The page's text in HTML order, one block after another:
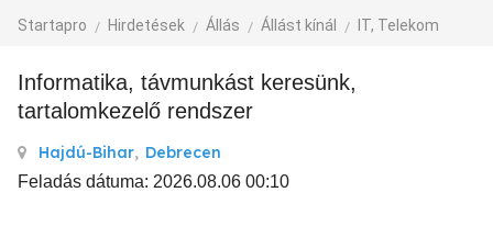
Startapro Hirdetések Állás Állást kínál IT, Telekom
Informatika, távmunkást keresünk,
tartalomkezelő rendszer
Hajdú-Bihar, Debrecen
Feladás dátuma: 2026.08.06 00:10